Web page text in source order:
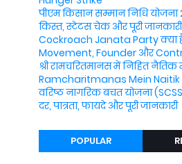
पीएम किसान सम्मान निधि योजना
किस्त, स्टेटस चेक और पूरी जानकारी
Cockroach Janata Party क्या
Movement, Founder और
श्री रामचरितमानस में निहित नैतिक
Ramcharitmanas Mein Naitik
वरिष्ठ नागरिक बचत योजना
दर, पात्रता, फायदे और पूरी जानकारी
POPULAR